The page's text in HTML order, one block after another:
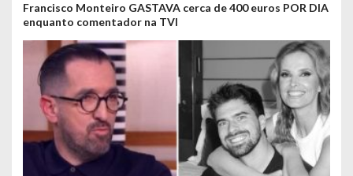
Francisco Monteiro GASTAVA cerca de 400 euros POR DIA
enquanto comentador na TVI